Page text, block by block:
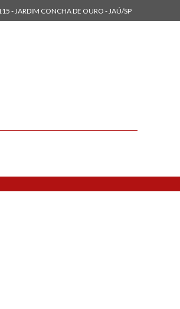
- JARDIM CONCHA DE OURO - JAÚ/SP